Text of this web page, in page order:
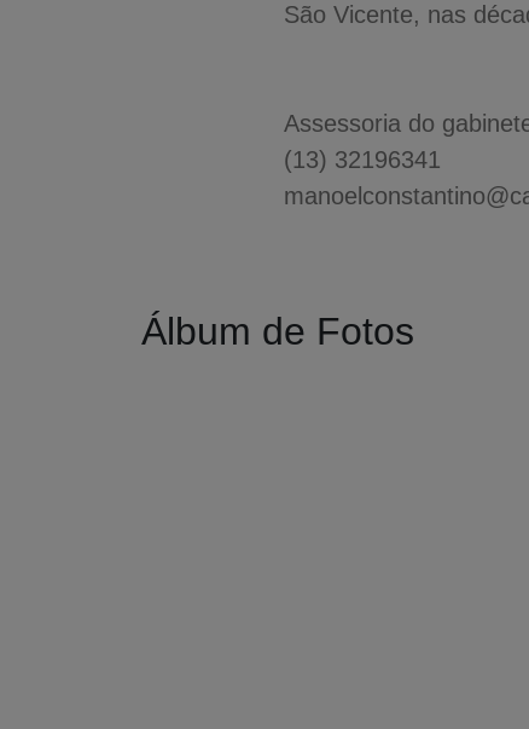
São Vicente, nas
Assessoria do
(13) 32196341
Álbum de Fotos